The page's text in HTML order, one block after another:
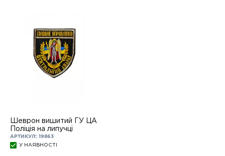
Шеврон вишитий ГУ ЦА
Поліція на липучці
АРТИКУЛ: 19863
У НАЯВНОСТІ